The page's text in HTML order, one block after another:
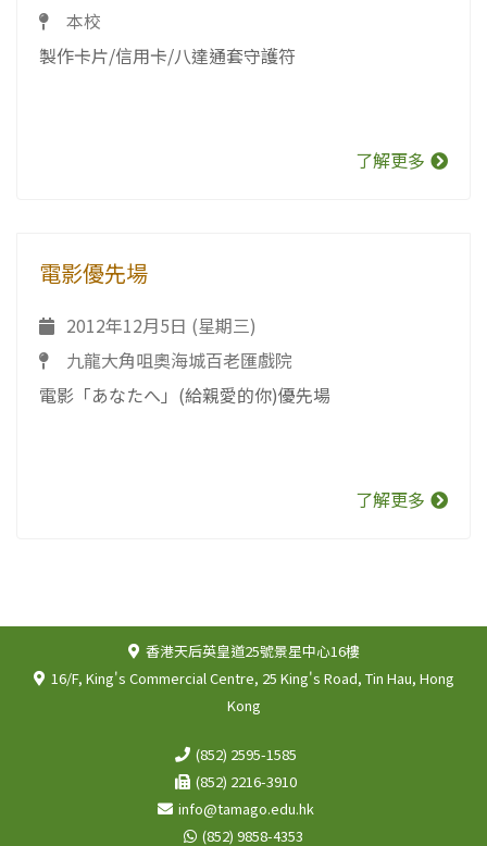
本校
製作卡片/信用卡/八達通套守護符
了解更多
電影優先場
2012年12月5日 (星期三)
九龍大角咀奧海城百老匯戲院
電影「あなたへ」(給親愛的你)優先場
了解更多
香港天后英皇道25號景星中心16樓
16/F, King's Commercial Centre, 25 King's Road, Tin Hau, Hong
Kong
(852) 2595-1585
(852) 2216-3910
info@tamago.edu.hk
(852) 9858-4353